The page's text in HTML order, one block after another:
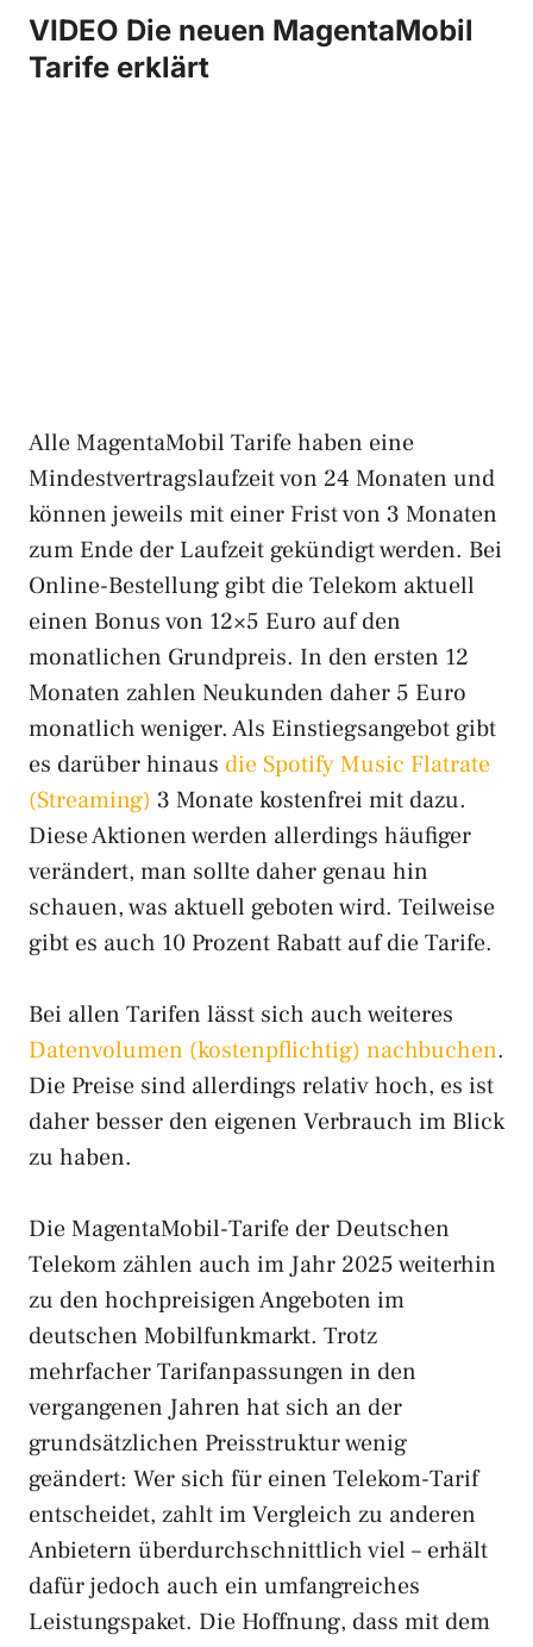
VIDEO Die neuen MagentaMobil
Tarife erklärt
Alle MagentaMobil Tarife haben eine
Mindestvertragslaufzeit von 24 Monaten und
können jeweils mit einer Frist von 3 Monaten
zum Ende der Laufzeit gekündigt werden. Bei
Online-Bestellung gibt die Telekom aktuell
einen Bonus von 12×5 Euro auf den
monatlichen Grundpreis. In den ersten 12
Monaten zahlen Neukunden daher 5 Euro
monatlich weniger. Als Einstiegsangebot gibt
es darüber hinaus die Spotify Music Flatrate
(Streaming) 3 Monate kostenfrei mit dazu.
Diese Aktionen werden allerdings häufiger
verändert, man sollte daher genau hin
schauen, was aktuell geboten wird. Teilweise
gibt es auch 10 Prozent Rabatt auf die Tarife.
Bei allen Tarifen lässt sich auch weiteres
Datenvolumen (kostenpflichtig) nachbuchen.
Die Preise sind allerdings relativ hoch, es ist
daher besser den eigenen Verbrauch im Blick
zu haben.
Die MagentaMobil-Tarife der Deutschen
Telekom zählen auch im Jahr 2025 weiterhin
zu den hochpreisigen Angeboten im
deutschen Mobilfunkmarkt. Trotz
mehrfacher Tarifanpassungen in den
vergangenen Jahren hat sich an der
grundsätzlichen Preisstruktur wenig
geändert: Wer sich für einen Telekom-Tarif
entscheidet, zahlt im Vergleich zu anderen
Anbietern überdurchschnittlich viel – erhält
dafür jedoch auch ein umfangreiches
Leistungspaket. Die Hoffnung, dass mit dem